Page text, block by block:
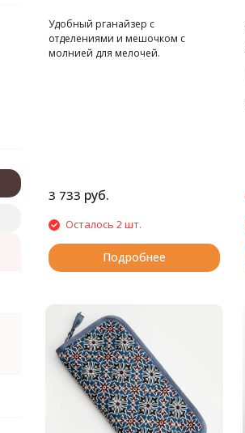
Удобный рганайзер с
отделениями и мешочком с
молнией для мелочей.
3 733 руб.
Осталось 2 шт.
Подробнее